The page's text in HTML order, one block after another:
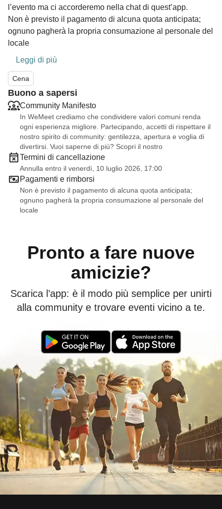
l’evento ma ci accorderemo nella chat di quest’app.
Non è previsto il pagamento di alcuna quota anticipata;
ognuno pagherà la propria consumazione al personale del
locale
Leggi di più
Cena
Buono a sapersi
Community Manifesto
In WeMeet crediamo che condividere valori comuni renda
ogni esperienza migliore. Partecipando, accetti di rispettare il
nostro spirito di community: gentilezza, apertura e voglia di
divertirsi. Vuoi saperne di più? Scopri il nostro
Termini di cancellazione
Annulla entro il venerdì, 10 luglio 2026, 17:00
Pagamenti e rimborsi
Non è previsto il pagamento di alcuna quota anticipata;
ognuno pagherà la propria consumazione al personale del
locale
Pronto a fare nuove
amicizie?
Scarica l’app: è il modo più semplice per unirti
alla community e trovare eventi vicino a te.